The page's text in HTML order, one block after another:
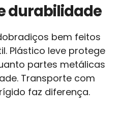
durabilidade
bem feitos
Plástico leve protege
partes metálicas
Transporte com
faz diferença.